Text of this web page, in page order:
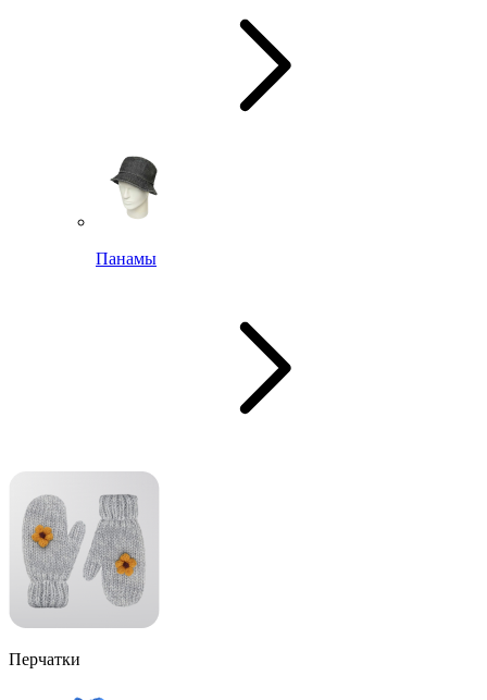
Панамы
Перчатки